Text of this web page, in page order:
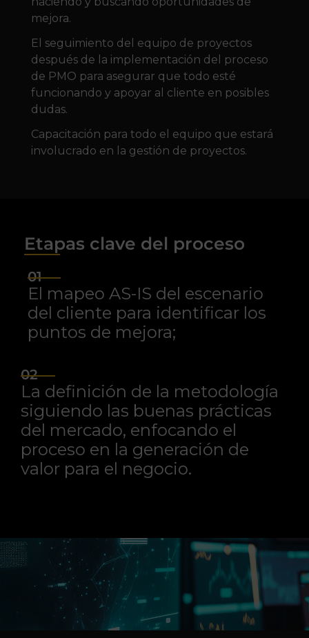
mejora.
El seguimiento del equipo de proyectos
después de la implementación del proceso
de PMO para asegurar que todo esté
funcionando y apoyar al cliente en posibles
dudas.
Capacitación para todo el equipo que estará
involucrado en la gestión de proyectos.
Etapas clave del proceso
01
El mapeo AS-IS del escenario
del cliente para identificar los
puntos de mejora;
02
La definición de la metodología
siguiendo las buenas prácticas
del mercado, enfocando el
proceso en la generación de
valor para el negocio.